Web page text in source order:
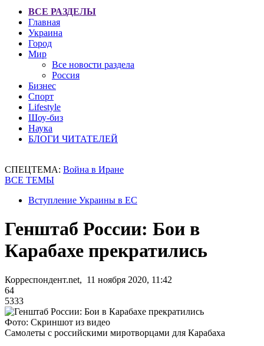
ВСЕ РАЗДЕЛЫ
Главная
Украина
Город
Мир
Все новости раздела
Россия
Бизнес
Спорт
Lifestyle
Шоу-биз
Наука
БЛОГИ ЧИТАТЕЛЕЙ
СПЕЦТЕМА: Война в Иране
ВСЕ ТЕМЫ
Вступление Украины в ЕС
Генштаб России: Бои в
Карабахе прекратились
Корреспондент.net, 11 ноября 2020, 11:42
64
5333
Фото: Скриншот из видео
Самолеты с российскими миротворцами для Карабаха